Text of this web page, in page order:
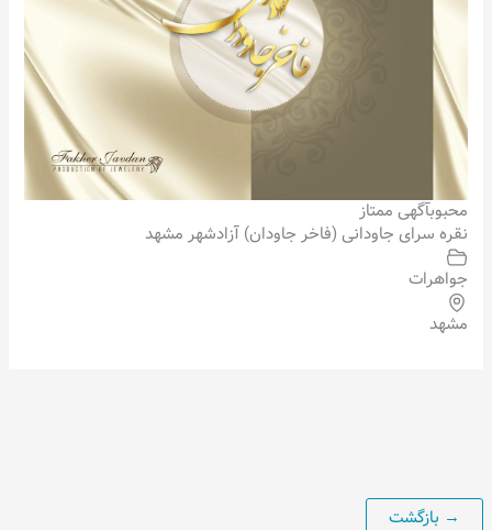
محبوبآگهی ممتاز
نقره سرای جاودانی (فاخر جاودان) آزادشهر مشهد
جواهرات
مشهد